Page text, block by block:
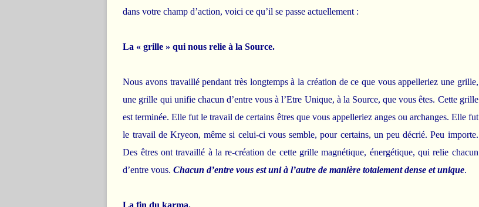
dans votre champ d’action, voici ce qu’il se passe actuellement :
La « grille » qui nous relie à la Source.
Nous avons travaillé pendant très longtemps à la création de ce que vous appelleriez une grille,
une grille qui unifie chacun d’entre vous à l’Etre Unique, à la Source, que vous êtes. Cette grille
est terminée. Elle fut le travail de certains êtres que vous appelleriez anges ou archanges. Elle fut
le travail de Kryeon, même si celui-ci vous semble, pour certains, un peu décrié. Peu importe.
Des êtres ont travaillé à la re-création de cette grille magnétique, énergétique, qui relie chacun
d’entre vous.Chacun d’entre vous est uni à l’autre de manière totalement dense et unique.